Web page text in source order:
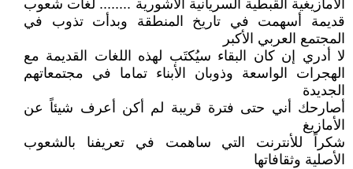
الأمازيغية القبطية السريانية الآشورية ........ لغات شعوب
قديمة أسهمت في تاريخ المنطقة وبدأت تذوب في
المجتمع العربي الأكبر
لا أدري إن كان البقاء سيُكتَب لهذه اللغات القديمة مع
الهجرات الواسعة وذوبان الأبناء تماما في مجتمعاتهم
الجديدة
أصارحك أني حتى فترة قريبة لم أكن أعرف شيئاً عن
الأمازيغ
شكراً للأنترنت التي ساهمت في تعريفنا بالشعوب
الأصلية وثقافاتها